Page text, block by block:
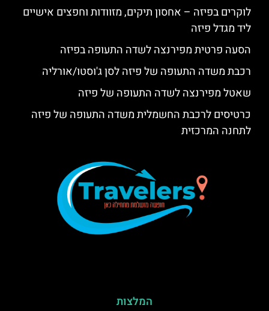
לוקרים בפיזה – אחסון תיקים, מזוודות וחפצים אישיים
ליד מגדל פיזה
הסעה פרטית מפירנצה לשדה התעופה בפיזה
רכבת משדה התעופה של פיזה לסן ג'וסטו/אורליה
שאטל מפירנצה לשדה התעופה של פיזה
כרטיסים לרכבת החשמלית משדה התעופה של פיזה
לתחנה המרכזית
המלצות